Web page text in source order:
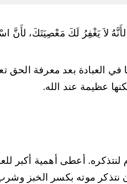
لاَ يَغْفِرُ لَكَ مَعْصِيَتَكَ، لأَنَّ
في العبادة بعد معرفة الحق
عظيمة عند الله.
أعطى أهمية أكبر
نتذكر موته بكسر الخبز